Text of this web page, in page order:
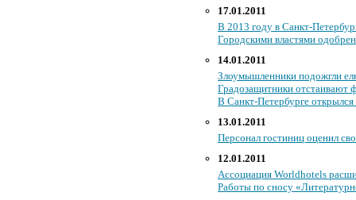
17.01.2011
В 2013 году в Санкт-
Городскими властями
14.01.2011
Злоумышленники подожгли
Градозащитники отстаивают
В Санкт-Петербурге
13.01.2011
Персонал гостиниц оценил
12.01.2011
Ассоциация Worldhotels
Работы по сносу